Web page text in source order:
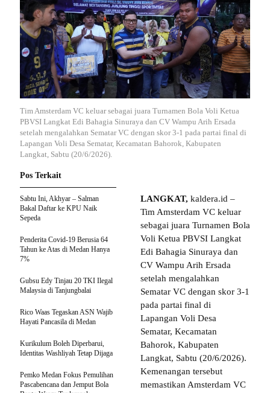
Tim Amsterdam VC keluar sebagai juara Turnamen Bola Voli Ketua
PBVSI Langkat Edi Bahagia Sinuraya dan CV Wampu Arih Ersada
setelah mengalahkan Sematar VC dengan skor 3-1 pada partai final di
Lapangan Voli Desa Sematar, Kecamatan Bahorok, Kabupaten
Langkat, Sabtu (20/6/2026).
LANGKAT, kaldera.id –
Tim Amsterdam VC keluar
sebagai juara Turnamen Bola
Voli Ketua PBVSI Langkat
Edi Bahagia Sinuraya dan
CV Wampu Arih Ersada
setelah mengalahkan
Sematar VC dengan skor 3-1
pada partai final di
Lapangan Voli Desa
Sematar, Kecamatan
Bahorok, Kabupaten
Langkat, Sabtu (20/6/2026).
Kemenangan tersebut
memastikan Amsterdam VC
Pos Terkait
Sabtu Ini, Akhyar – Salman
Bakal Daftar ke KPU Naik
Sepeda
Penderita Covid-19 Berusia 64
Tahun ke Atas di Medan Hanya
7%
Gubsu Edy Tinjau 20 TKI Ilegal
Malaysia di Tanjungbalai
Rico Waas Tegaskan ASN Wajib
Hayati Pancasila di Medan
Kurikulum Boleh Diperbarui,
Identitas Washliyah Tetap Dijaga
Pemko Medan Fokus Pemulihan
Pascabencana dan Jemput Bola